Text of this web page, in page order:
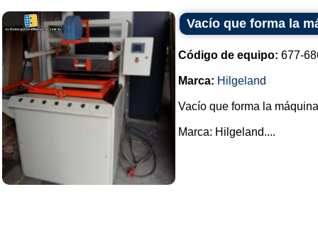
Vacío que forma la
Código de equipo: 677-
Marca: Hilgeland
Vacío que forma la
Marca: Hilgeland....